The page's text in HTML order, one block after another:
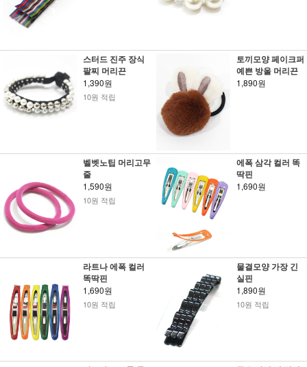
스터드 진주 장식
팔찌 머리끈
1,390원
10원 적립
토끼모양 페이크퍼
예쁜 방울 머리끈
1,890원
벨벳노팁 머리고무
줄
1,590원
10원 적립
에폭 삼각 컬러 똑
딱핀
1,690원
라트나 에폭 컬러
똑딱핀
1,690원
10원 적립
물결모양 가장 긴
실핀
1,890원
10원 적립